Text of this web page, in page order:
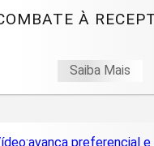
À
Saiba Mais